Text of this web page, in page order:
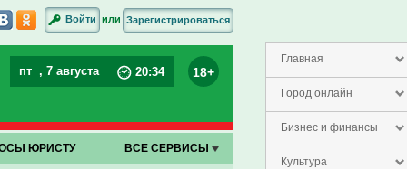
Главная
Город онлайн
Бизнес и финансы
Культура
Войти или Зарегистрироваться
пт , 7 августа 20:34 18+
ЮРИСТУ ВСЕ СЕРВИСЫ